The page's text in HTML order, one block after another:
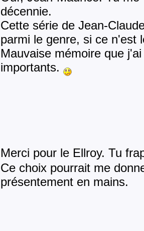
décennie.
Cette série de Jean-
parmi le genre, si ce n'est
Mauvaise mémoire que
importants.
Merci pour le Ellroy. Tu
Ce choix pourrait me
présentement en mains.